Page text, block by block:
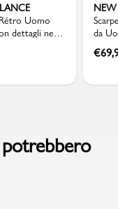
Uomo
dettagli neri
408
da
€